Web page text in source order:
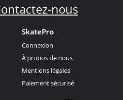
nous
SkatePro
Connexion
À propos de nous
Mentions légales
Paiement sécurisé